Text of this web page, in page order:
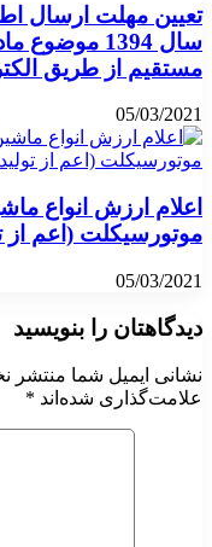
تعیین مهلت ارسال
مستقیم از طریق الکترونیکی
05/03/2021
اعلام ارزش انواع
موتورسیکلت (اعم از
05/03/2021
دیدگاهتان را بنویسید
نشانی ایمیل شما منتشر
علامت‌گذاری شده‌اند *